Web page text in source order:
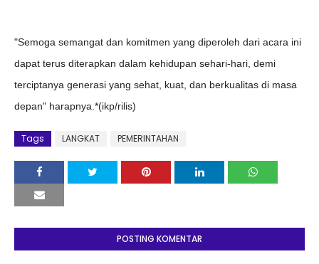
"Semoga semangat dan komitmen yang diperoleh dari acara ini
dapat terus diterapkan dalam kehidupan sehari-hari, demi
terciptanya generasi yang sehat, kuat, dan berkualitas di masa
depan" harapnya.*(ikp/rilis)
Tags LANGKAT PEMERINTAHAN
POSTING KOMENTAR